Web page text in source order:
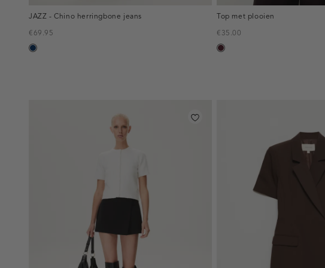
JAZZ - Chino herringbone jeans
€69.95
blauw,
Top met plooien
€35.00
pruim,